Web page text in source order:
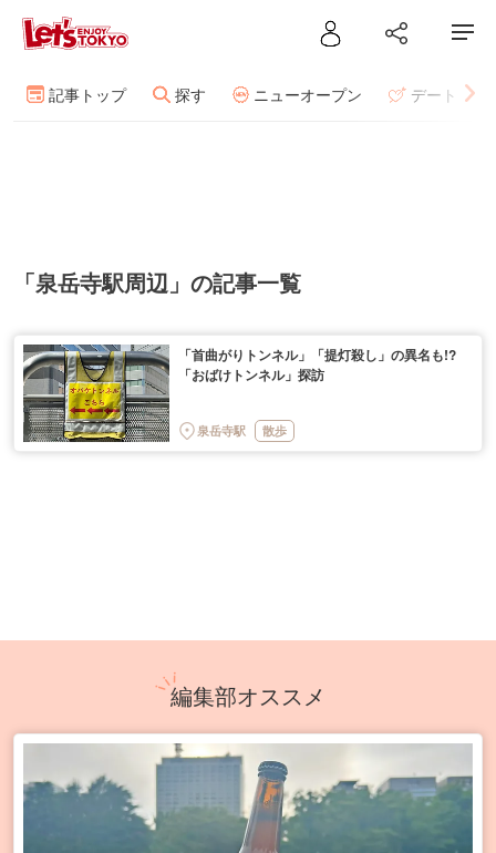
記事トップ 探す ニューオープン デート
「泉岳寺駅周辺」の記事一覧
「首曲がりトンネル」「提灯殺し」の異名も!?
「おばけトンネル」探訪
泉岳寺駅 散歩
編集部オススメ